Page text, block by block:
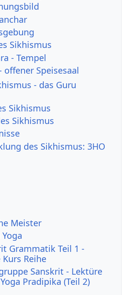
Sikhismus
- Tempel
offener Speisesaal
- das Guru
Sikhismus
Sikhismus
des Sikhismus: 3HO
Meister
Grammatik Teil 1 -
Reihe
Sanskrit - Lektüre
Pradipika (Teil 2)